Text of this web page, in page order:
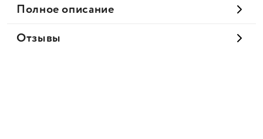
Полное описание
Отзывы